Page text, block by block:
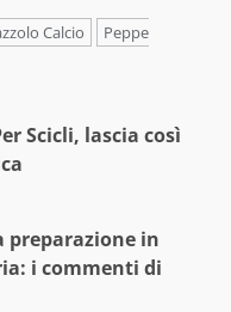
Calcio
Peppe
Scicli, lascia così
preparazione in
i commenti di